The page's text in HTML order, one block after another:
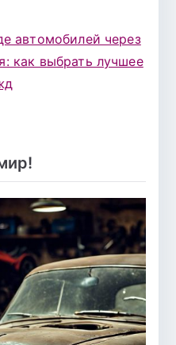
автомобилей через
как выбрать лучшее